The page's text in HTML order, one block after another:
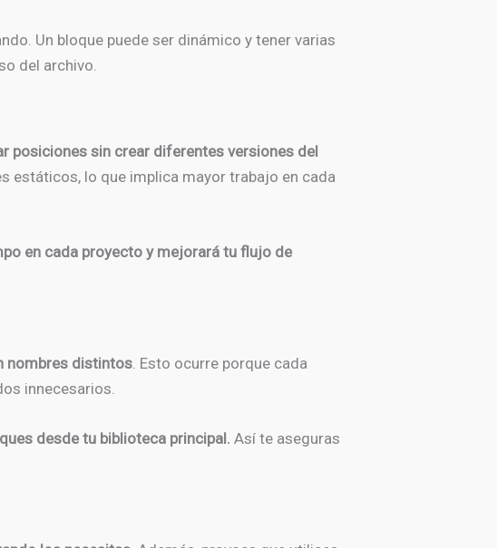
Un bloque puede ser dinámico y tener varias
del archivo.
posiciones sin crear diferentes versiones del
estáticos, lo que implica mayor trabajo en cada
en cada proyecto y mejorará tu flujo de
nombres distintos. Esto ocurre porque cada
innecesarios.
desde tu biblioteca principal. Así te aseguras